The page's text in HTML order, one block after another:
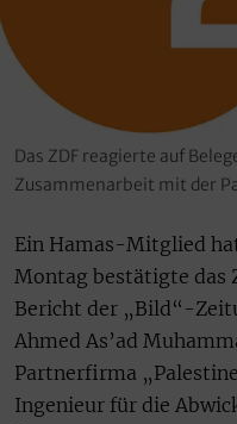
Das ZDF reagierte auf
Zusammenarbeit mit der
Ein Hamas-Mitglied
Montag bestätigte das
Bericht der „Bild“-
Ahmed As’ad
Partnerfirma
Ingenieur für die